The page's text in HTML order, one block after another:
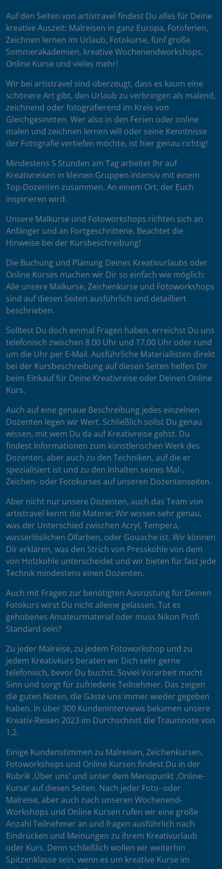
Auf den Seiten von artistravel findest Du alles für Deine
kreative Auszeit: Malreisen in ganz Europa, Fotoferien,
Zeichnen lernen im Urlaub, Fotokurse, fünf große
Sommerakademien, kreative Wochenendworkshops,
Online Kurse und vieles mehr!
Wir bei artistravel sind überzeugt, dass es kaum eine
schönere Art gibt, den Urlaub zu verbringen als malend,
zeichnend oder fotografierend im Kreis von
Gleichgesinnten. Wer also in den Ferien oder online
malen und zeichnen lernen will oder seine Kenntnisse
der Fotografie vertiefen möchte, ist hier genau richtig!
Mindestens 5 Stunden am Tag arbeitet Ihr auf
Kreativreisen in kleinen Gruppen intensiv mit einem
Top-Dozenten zusammen. An einem Ort, der Euch
inspirieren wird.
Unsere Malkurse und Fotoworkshops richten sich an
Anfänger und an Fortgeschrittene. Beachtet die
Hinweise bei der Kursbeschreibung!
Die Buchung und Planung Deines Kreativurlaubs oder
Online Kurses machen wir Dir so einfach wie möglich:
Alle unsere Malkurse, Zeichenkurse und Fotoworkshops
sind auf diesen Seiten ausführlich und detailliert
beschrieben.
Solltest Du doch einmal Fragen haben, erreichst Du uns
telefonisch zwischen 8.00 Uhr und 17.00 Uhr oder rund
um die Uhr per E-Mail. Ausführliche Materiallisten direkt
bei der Kursbeschreibung auf diesen Seiten helfen Dir
beim Einkauf für Deine Kreativreise oder Deinen Online
Kurs.
Auch auf eine genaue Beschreibung jedes einzelnen
Dozenten legen wir Wert. Schließlich sollst Du genau
wissen, mit wem Du da auf Kreativreise gehst. Du
findest Informationen zum künstlerischen Werk des
Dozenten, aber auch zu den Techniken, auf die er
spezialisiert ist und zu den Inhalten seines Mal-,
Zeichen- oder Fotokurses auf unseren Dozentenseiten.
Aber nicht nur unsere Dozenten, auch das Team von
artistravel kennt die Materie: Wir wissen sehr genau,
was der Unterschied zwischen Acryl, Tempera,
wasserlöslichen Ölfarben, oder Gouache ist. Wir können
Dir erklären, was den Strich von Presskohle von dem
von Holzkohle unterscheidet und wir bieten für fast jede
Technik mindestens einen Dozenten.
Auch mit Fragen zur benötigten Ausrüstung für Deinen
Fotokurs wirst Du nicht alleine gelassen. Tut es
gehobenes Amateurmaterial oder muss Nikon Profi
Standard sein?
Zu jeder Malreise, zu jedem Fotoworkshop und zu
jedem Kreativkurs beraten wir Dich sehr gerne
telefonisch, bevor Du buchst. Soviel Vorarbeit macht
Sinn und sorgt für zufriedene Teilnehmer. Das zeigen
die guten Noten, die Gäste uns immer wieder gegeben
haben. In über 300 Kundeninterviews bekamen unsere
Kreativ-Reisen 2023 im Durchschnitt die Traumnote von
1,2.
Einige Kundenstimmen zu Malreisen, Zeichenkursen,
Fotoworkshops und Online Kursen findest Du in der
Rubrik ‚Über uns’ und unter dem Menüpunkt ‚Online-
Kurse’ auf diesen Seiten. Nach jeder Foto- oder
Malreise, aber auch nach unseren Wochenend-
Workshops und Online Kursen rufen wir eine große
Anzahl Teilnehmer an und fragen ausführlich nach
Eindrücken und Meinungen zu ihrem Kreativurlaub
oder Kurs. Denn schließlich wollen wir weiterhin
Spitzenklasse sein, wenn es um kreative Kurse im